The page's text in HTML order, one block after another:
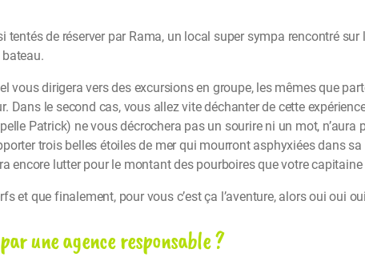
tentés de réserver par Rama, un local super sympa rencontré
vous dirigera vers des excursions en groupe, les mêmes que
Dans le second cas, vous allez vite déchanter de cette
Patrick) ne vous décrochera pas un sourire ni un mot,
trois belles étoiles de mer qui mourront asphyxiées dans
encore lutter pour le montant des pourboires que votre
et que finalement, pour vous c’est ça l’aventure, alors oui oui
une agence responsable ?